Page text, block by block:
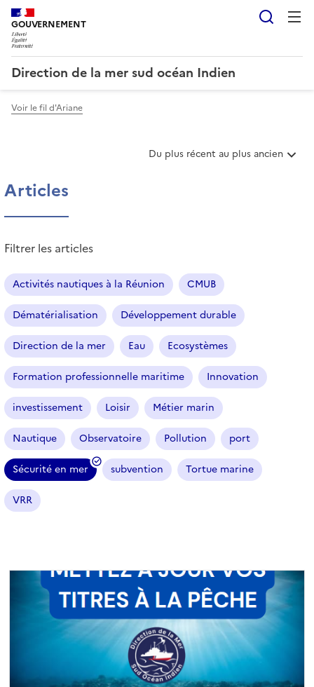
GOUVERNEMENT
Direction de la mer sud océan Indien
Voir le fil d'Ariane
T
r
t
i
c
l
e
s
Du plus récent au plus ancien
Articles
Filtrer les articles
Activités nautiques à la Réunion CMUB
Dématérialisation Développement durable
Direction de la mer Eau Ecosystèmes
Formation professionnelle maritime Innovation
investissement Loisir Métier marin
Nautique Observatoire Pollution port
Sécurité en mer
(
e
s
é
t
subvention Tortue marine
VRR